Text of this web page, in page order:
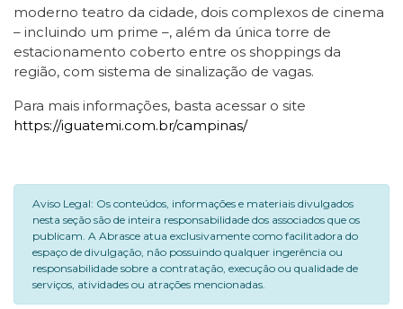
moderno teatro da cidade, dois complexos de cinema
– incluindo um prime –, além da única torre de
estacionamento coberto entre os shoppings da
região, com sistema de sinalização de vagas.
Para mais informações, basta acessar o site
https://iguatemi.com.br/campinas/
Aviso Legal: Os conteúdos, informações e materiais divulgados
nesta seção são de inteira responsabilidade dos associados que os
publicam. A Abrasce atua exclusivamente como facilitadora do
espaço de divulgação, não possuindo qualquer ingerência ou
responsabilidade sobre a contratação, execução ou qualidade de
serviços, atividades ou atrações mencionadas.